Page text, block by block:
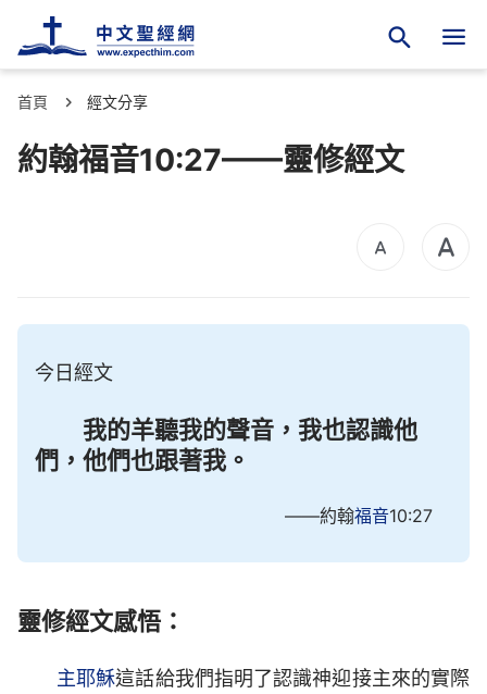
首頁 經文分享
約翰福音10:27——靈修經文
今日經文
我的羊聽我的聲音，我也認識他
們，他們也跟著我。
——約翰福音10:27
靈修經文感悟：
主耶穌這話給我們指明了認識神迎接主來的實際